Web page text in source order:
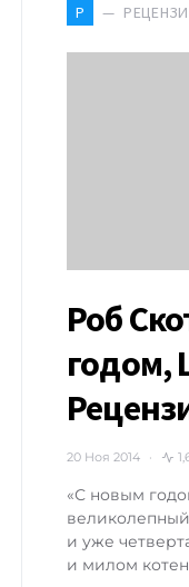
Р
Роб
годом,
20 Ноя 2014
«С новым
и уже
и милом